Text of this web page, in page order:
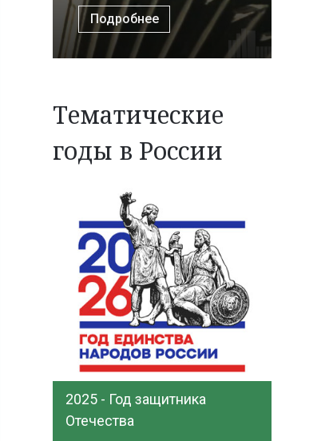
Подробнее
Тематические
годы в России
2025 - Год защитника
Отечества